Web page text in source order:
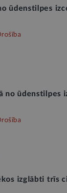
ūdenstilpes
no ūdenstilpes
izglābti trīs